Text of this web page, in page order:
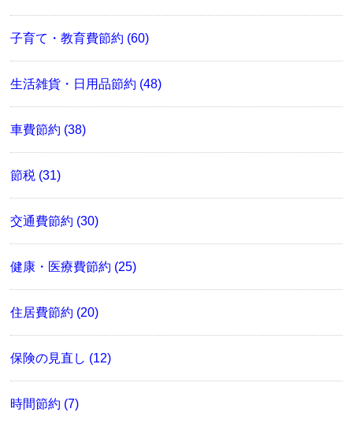
子育て・教育費節約 (60)
生活雑貨・日用品節約 (48)
車費節約 (38)
節税 (31)
交通費節約 (30)
健康・医療費節約 (25)
住居費節約 (20)
保険の見直し (12)
時間節約 (7)